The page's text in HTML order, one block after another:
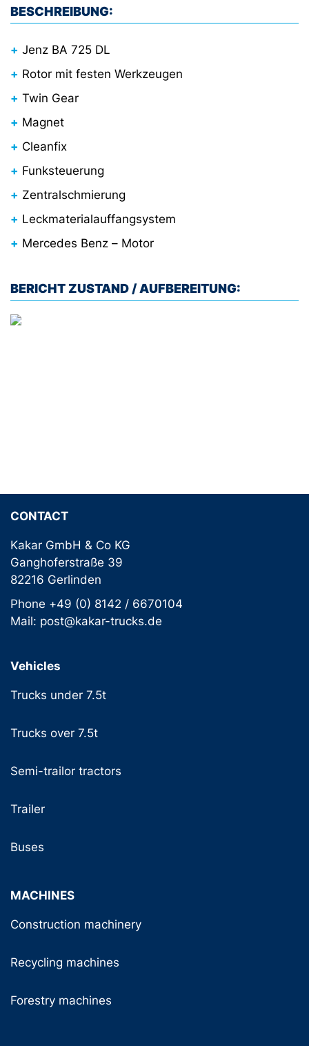
BESCHREIBUNG:
Jenz BA 725 DL
Rotor mit festen Werkzeugen
Twin Gear
Magnet
Cleanfix
Funksteuerung
Zentralschmierung
Leckmaterialauffangsystem
Mercedes Benz – Motor
BERICHT ZUSTAND / AUFBEREITUNG:
CONTACT
Kakar GmbH & Co KG
Ganghoferstraße 39
82216 Gerlinden
Phone +49 (0) 8142 / 6670104
Mail: post@kakar-trucks.de
Vehicles
Trucks under 7.5t
Trucks over 7.5t
Semi-trailor tractors
Trailer
Buses
MACHINES
Construction machinery
Recycling machines
Forestry machines